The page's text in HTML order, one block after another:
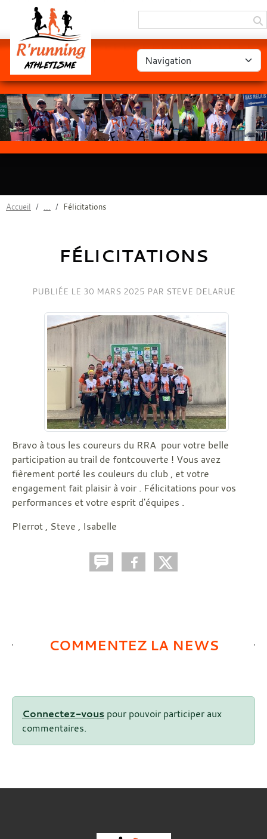
Accueil Félicitations
FÉLICITATIONS
PUBLIÉE LE 30 MARS 2025 PAR STEVE DELARUE
Bravo à tous les coureurs du RRA pour votre belle
participation au trail de fontcouverte ! Vous avez
fièrement porté les couleurs du club , et votre
engagement fait plaisir à voir . Félicitations pour vos
performances et votre esprit d'équipes .
PIerrot , Steve , Isabelle
COMMENTEZ LA NEWS
Connectez-vous pour pouvoir participer aux
commentaires.
Panneau de gestion des cookies